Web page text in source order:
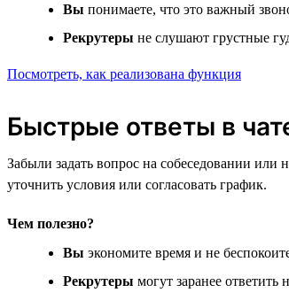
Вы понимаете, что это важный
Рекрутеры не слушают грустные
Посмотреть, как реализована функция
Быстрые ответы в
Забыли задать вопрос на собеседовании или
уточнить условия или согласовать график.
Чем полезно?
Вы экономите время и не
Рекрутеры могут заранее